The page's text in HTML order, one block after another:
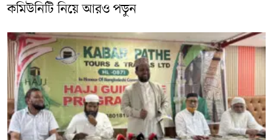
কমিউনিটি নিয়ে আরও পড়ুন